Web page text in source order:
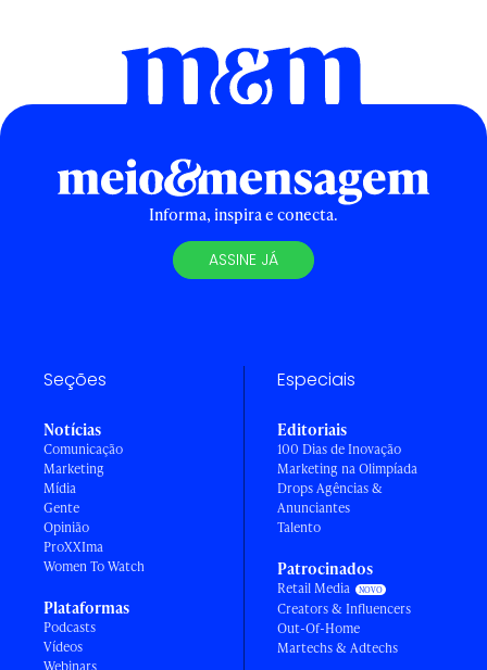
Informa, inspira e conecta.
ASSINE JÁ
Seções
Notícias
Comunicação
Marketing
Mídia
Gente
Opinião
ProXXIma
Women To Watch
Plataformas
Podcasts
Vídeos
Webinars
Especiais
Editoriais
100 Dias de Inovação
Marketing na Olimpíada
Drops Agências &
Anunciantes
Talento
Patrocinados
Retail Media
Creators & Influencers
Out-Of-Home
Martechs & Adtechs